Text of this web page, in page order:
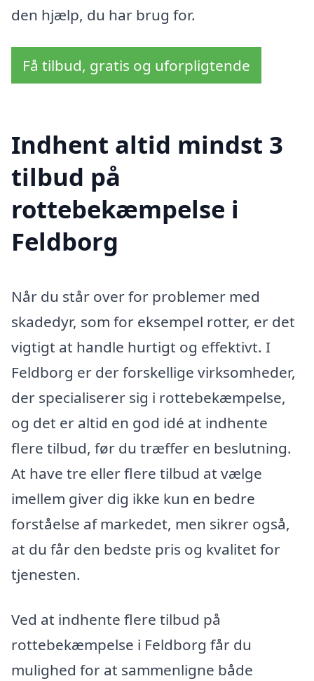
den hjælp, du har brug for.
Få tilbud, gratis og uforpligtende
Indhent altid mindst 3
tilbud på
rottebekæmpelse i
Feldborg
Når du står over for problemer med
skadedyr, som for eksempel rotter, er det
vigtigt at handle hurtigt og effektivt. I
Feldborg er der forskellige virksomheder,
der specialiserer sig i rottebekæmpelse,
og det er altid en god idé at indhente
flere tilbud, før du træffer en beslutning.
At have tre eller flere tilbud at vælge
imellem giver dig ikke kun en bedre
forståelse af markedet, men sikrer også,
at du får den bedste pris og kvalitet for
tjenesten.
Ved at indhente flere tilbud på
rottebekæmpelse i Feldborg får du
mulighed for at sammenligne både